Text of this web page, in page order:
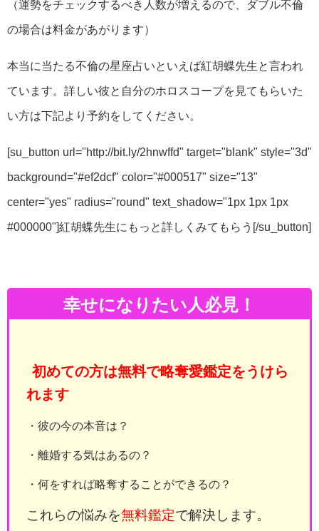
（運勢をチェックするべき人数が増えるので、ダブル不倫
の場合は料金があがります）
本当に当たる不倫の星座占いといえば紅胡蝶先生と言われ
ています。詳しい彼と自分のホロスコープを見てもらいた
い方は下記より予約をしてください。
[su_button url="http://bit.ly/2hnwffd" target="blank" style="3d"
background="#ef2dcf" color="#000517" size="13"
center="yes" radius="round" text_shadow="1px 1px 1px
#000000"]紅胡蝶先生にもっと詳しくみてもらう[/su_button]
幸せになりたい人必見！
初めての方は無料で略奪愛鑑定をうけら
れます
・彼の今の本音は？
・離婚する気はあるの？
・何をすれば略奪することができるの？
これらの悩みを無料鑑定で解決します。